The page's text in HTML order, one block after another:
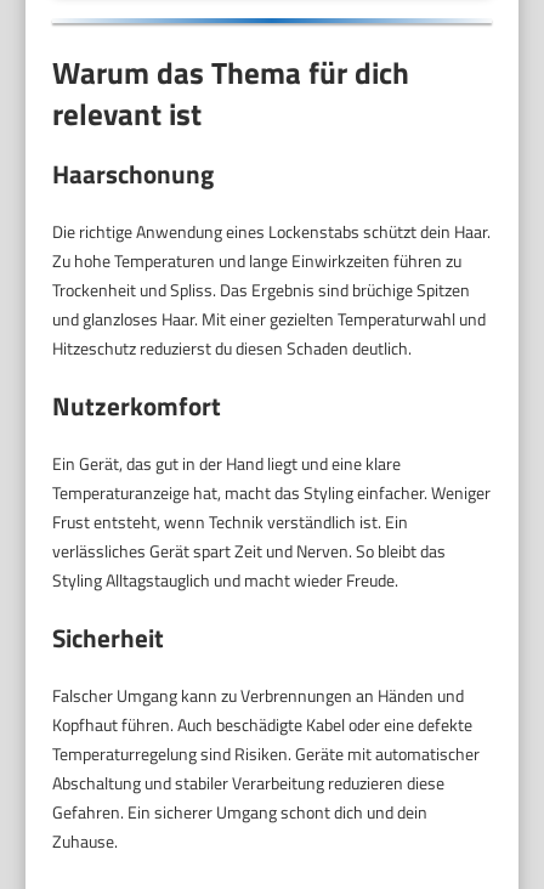
Warum das Thema für dich
relevant ist
Haarschonung
Die richtige Anwendung eines Lockenstabs schützt dein Haar.
Zu hohe Temperaturen und lange Einwirkzeiten führen zu
Trockenheit und Spliss. Das Ergebnis sind brüchige Spitzen
und glanzloses Haar. Mit einer gezielten Temperaturwahl und
Hitzeschutz reduzierst du diesen Schaden deutlich.
Nutzerkomfort
Ein Gerät, das gut in der Hand liegt und eine klare
Temperaturanzeige hat, macht das Styling einfacher. Weniger
Frust entsteht, wenn Technik verständlich ist. Ein
verlässliches Gerät spart Zeit und Nerven. So bleibt das
Styling Alltagstauglich und macht wieder Freude.
Sicherheit
Falscher Umgang kann zu Verbrennungen an Händen und
Kopfhaut führen. Auch beschädigte Kabel oder eine defekte
Temperaturregelung sind Risiken. Geräte mit automatischer
Abschaltung und stabiler Verarbeitung reduzieren diese
Gefahren. Ein sicherer Umgang schont dich und dein
Zuhause.